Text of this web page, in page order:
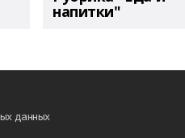
напитки"
данных